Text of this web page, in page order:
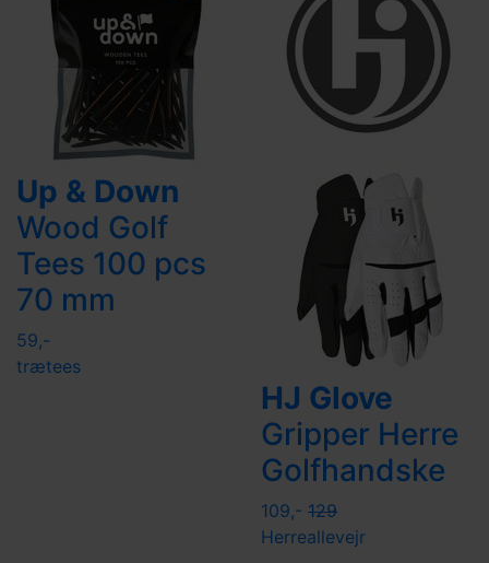
Up & Down
Wood Golf
Tees 100 pcs
70 mm
59,-
trætees
HJ Glove
Gripper Herre
Golfhandske
109,- 129
Herreallevejr